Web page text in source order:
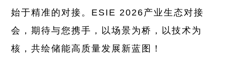
始于精准的对接。ESIE 2026产业生态对接
会，期待与您携手，以场景为桥，以技术为
核，共绘储能高质量发展新蓝图！